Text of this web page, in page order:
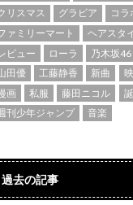
リスマス
グラビア コラ
ァミリーマート
ヘアスタ
ビュー
ローラ 乃木坂46
田優
工藤静香 新曲
画
私服 藤田ニコル
刊少年ジャンプ
音楽
過去の記事